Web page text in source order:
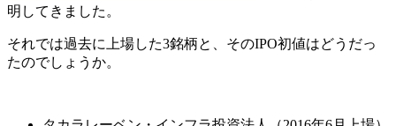
明してきました。
それでは過去に上場した3銘柄と、そのIPO初値はどうだっ
たのでしょうか。